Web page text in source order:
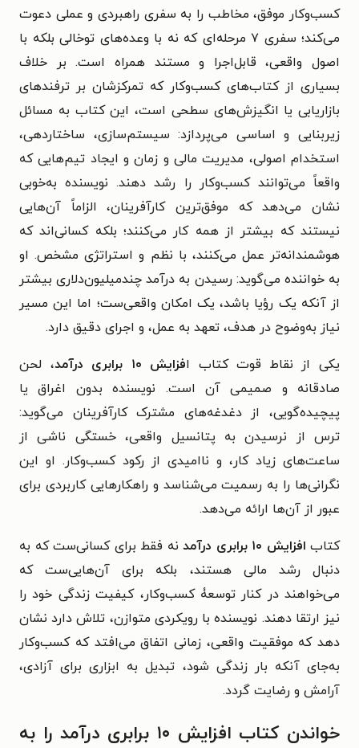
کسب‌وکار موفق، مخاطب را به سفری راهبردی و عملی دعوت
می‌کند؛ سفری ۷ مرحله‌ای که نه با وعده‌های توخالی بلکه با
اصول واقعی، قابل‌اجرا و مستند همراه است. بر خلاف
بسیاری از کتاب‌های کسب‌وکار که تمرکزشان بر ترفندهای
بازاریابی یا انگیزش‌های سطحی است، این کتاب به مسائل
زیربنایی و اساسی می‌پردازد: سیستم‌سازی، ساختاردهی،
استخدام اصولی، مدیریت مالی و زمان و ایجاد تیم‌هایی که
واقعاً می‌توانند کسب‌وکار را رشد دهند. نویسنده به‌خوبی
نشان می‌دهد که موفق‌ترین کارآفرینان، الزاماً آن‌هایی
نیستند که بیشتر از همه کار می‌کنند؛ بلکه کسانی‌اند که
هوشمندانه‌تر عمل می‌کنند، با نظم و استراتژی مشخص. او
به خواننده می‌گوید: رسیدن به درآمد چندمیلیون‌دلاری بیشتر
از آنکه یک رؤیا باشد، یک امکان واقعی‌ست؛ اما این مسیر
نیاز به‌وضوح در هدف، تعهد به عمل، و اجرای دقیق دارد.
یکی از نقاط قوت کتاب افزایش ۱۰ برابری درآمد
، لحن
صادقانه و صمیمی آن است. نویسنده بدون اغراق یا
پیچیده‌گویی، از دغدغه‌های مشترک کارآفرینان می‌گوید:
ترس از نرسیدن به پتانسیل واقعی، خستگی ناشی از
ساعت‌های زیاد کار، و ناامیدی از رکود کسب‌وکار. او این
نگرانی‌ها را به رسمیت می‌شناسد و راهکارهایی کاربردی برای
عبور از آن‌ها ارائه می‌دهد.
کتاب افزایش ۱۰ برابری درآمد
نه فقط برای کسانی‌ست که به
دنبال رشد مالی هستند، بلکه برای آن‌هایی‌ست که
می‌خواهند در کنار توسعۀ کسب‌وکار، کیفیت زندگی خود را
نیز ارتقا دهند. نویسنده با رویکردی متوازن، تلاش دارد نشان
دهد که موفقیت واقعی، زمانی اتفاق می‌افتد که کسب‌وکار
به‌جای آنکه بار زندگی شود، تبدیل به ابزاری برای آزادی،
آرامش و رضایت گردد.
خواندن کتاب افزایش ۱۰ برابری درآمد را به